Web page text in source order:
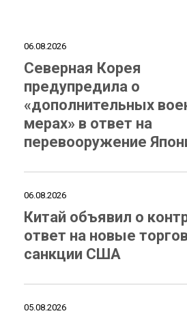
06.08.2026
Северная Корея
предупредила о
«дополнительных
мерах» в ответ на
перевооружение
06.08.2026
Китай объявил о
ответ на новые
санкции США
05.08.2026